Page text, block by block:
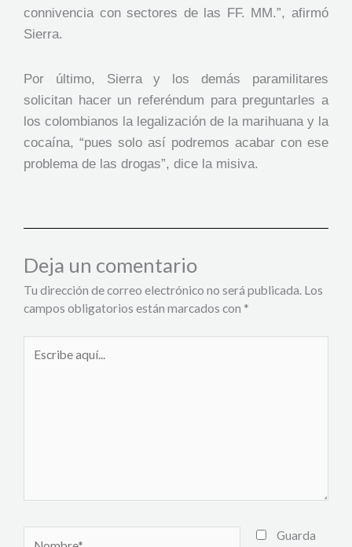
connivencia con sectores de las FF. MM.”, afirmó
Sierra.
Por último, Sierra y los demás paramilitares
solicitan hacer un referéndum para preguntarles a
los colombianos la legalización de la marihuana y la
cocaína, “pues solo así podremos acabar con ese
problema de las drogas”, dice la misiva.
Deja un comentario
Tu dirección de correo electrónico no será publicada. Los
campos obligatorios están marcados con *
aquí...
Guarda